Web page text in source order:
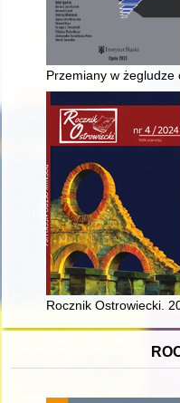
Przemiany w
Rocznik Ostrowiecki.